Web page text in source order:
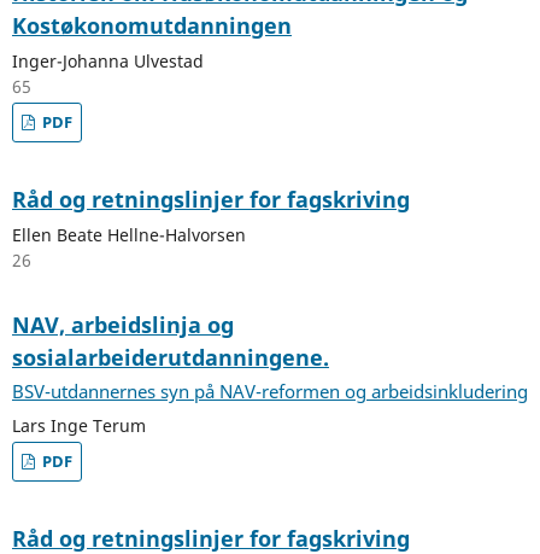
Kostøkonomutdanningen
Inger-Johanna Ulvestad
65
PDF
Råd og retningslinjer for fagskriving
Ellen Beate Hellne-Halvorsen
26
NAV, arbeidslinja og
sosialarbeiderutdanningene.
BSV-utdannernes syn på NAV-reformen og arbeidsinkludering
Lars Inge Terum
PDF
Råd og retningslinjer for fagskriving